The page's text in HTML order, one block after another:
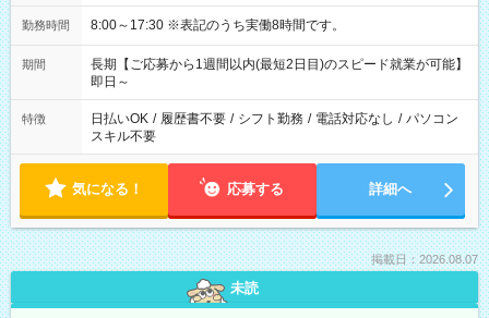
勤務時間 8:00～17:30 ※表記のうち実働8時間です。
期間
長期【ご応募から1週間以内(最短2日目)のスピード就業が可能】
即日～
特徴 日払いOK / 履歴書不要 / シフト勤務 / 電話対応なし / パソコン
スキル不要
気になる！ 応募する 詳細へ
掲載日：2026.08.07
未読